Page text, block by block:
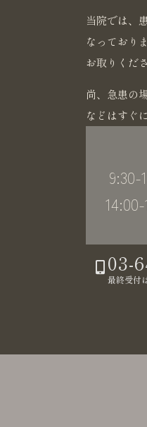
当院では、
なっており
お取りくださ
尚、急患の
などはすぐ
9:30-
03-
最終受付